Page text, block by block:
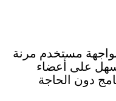
مستخدم مرنة
على أعضاء
دون الحاجة